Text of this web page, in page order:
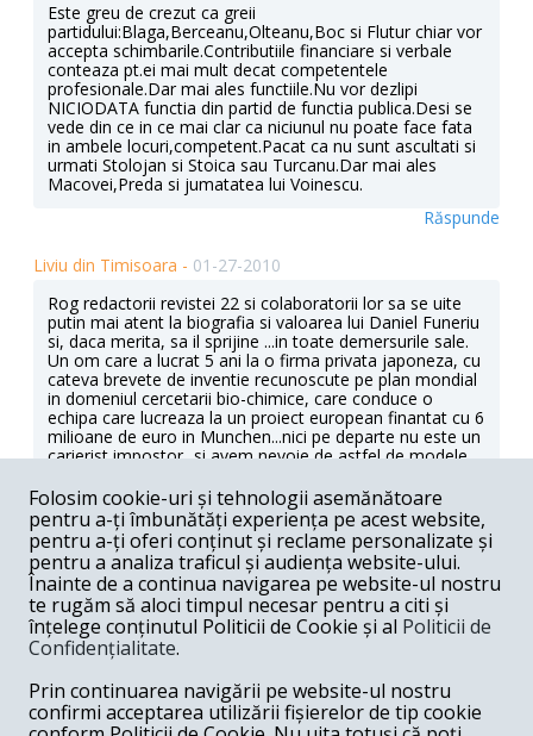
Este greu de crezut ca greii
partidului:Blaga,Berceanu,Olteanu,Boc si Flutur chiar vor
accepta schimbarile.Contributiile financiare si verbale
conteaza pt.ei mai mult decat competentele
profesionale.Dar mai ales functiile.Nu vor dezlipi
NICIODATA functia din partid de functia publica.Desi se
vede din ce in ce mai clar ca niciunul nu poate face fata
in ambele locuri,competent.Pacat ca nu sunt ascultati si
urmati Stolojan si Stoica sau Turcanu.Dar mai ales
Macovei,Preda si jumatatea lui Voinescu.
Răspunde
Liviu din Timisoara - 01-27-2010
Rog redactorii revistei 22 si colaboratorii lor sa se uite
putin mai atent la biografia si valoarea lui Daniel Funeriu
si, daca merita, sa il sprijine ...in toate demersurile sale.
Un om care a lucrat 5 ani la o firma privata japoneza, cu
cateva brevete de inventie recunoscute pe plan mondial
in domeniul cercetarii bio-chimice, care conduce o
echipa care lucreaza la un proiect european finantat cu 6
milioane de euro in Munchen...nici pe departe nu este un
carierist impostor...si avem nevoie de astfel de modele,
Răspunde
Liviu din Timisoara -01-27-2010
Cu politica de cadre in interiorul PD-L m-am cam lamurit
in momentul in care un Daniel Funeriu, trait ani buni in
Franta-doctorat si cercetator, cu fosti colegi de scoala in
functii cheie in Parlamentul European, avand cunostinte
lista PD-L de europarlamentari a fost trecut pe pozitia
15. Pe pozitia 5 fiind trecut un obscur presedinte de
filiala PD-L...Am indoieli referitoare la onestitatea
Folosim cookie-uri și tehnologii asemănătoare
pentru a-ți îmbunătăți experiența pe acest website,
pentru a-ți oferi conținut și reclame personalizate și
pentru a analiza traficul și audiența website-ului.
Înainte de a continua navigarea pe website-ul nostru
te rugăm să aloci timpul necesar pentru a citi și
înțelege conținutul Politicii de Cookie și al Politicii de
Confidențialitate.
Prin continuarea navigării pe website-ul nostru
confirmi acceptarea utilizării fișierelor de tip cookie